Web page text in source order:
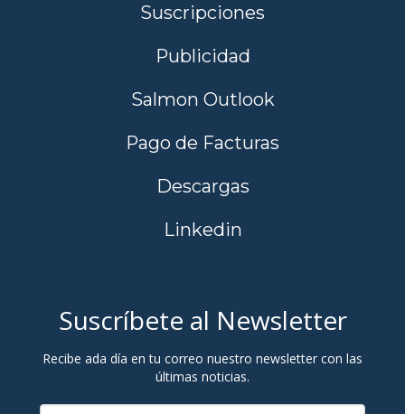
Suscripciones
Publicidad
Salmon Outlook
Pago de Facturas
Descargas
Linkedin
Suscríbete al Newsletter
Recibe ada día en tu correo nuestro newsletter con las
últimas noticias.